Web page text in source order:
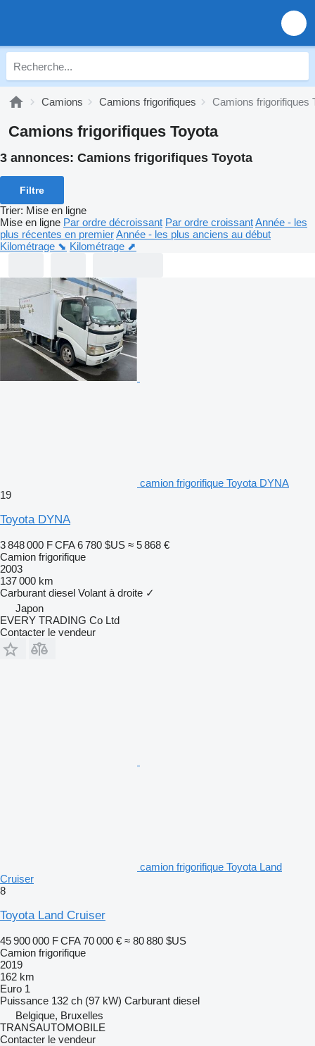
Camions Camions frigorifiques Camions frigorifiques
Camions frigorifiques Toyota
3 annonces: Camions frigorifiques Toyota
Filtre
Trier: Mise en ligne
Mise en ligne Par ordre décroissant Par ordre croissantAnnée - les
plus récentes en premierAnnée - les plus anciens au début
Kilométrage ⬊ Kilométrage ⬈
camion frigorifique Toyota DYNA
19
Toyota DYNA
3 848 000 F CFA 6 780 $US ≈ 5 868 €
Camion frigorifique
2003
137 000 km
Carburant diesel Volant à droite ✓
Japon
EVERY TRADING Co Ltd
Contacter le vendeur
camion frigorifique Toyota Land
Cruiser
8
Toyota Land Cruiser
45 900 000 F CFA 70 000 € ≈ 80 880 $US
Camion frigorifique
2019
162 km
Euro 1
Puissance 132 ch (97 kW) Carburant diesel
Belgique, Bruxelles
TRANSAUTOMOBILE
Contacter le vendeur